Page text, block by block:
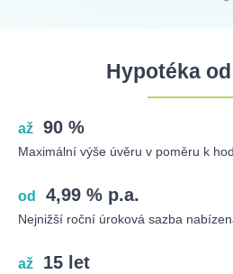
Hypotéka
až 90 %
Maximální výše úvěru v poměru k
od 4,99 % p.a.
Nejnižší roční úroková sazba
až 15 let